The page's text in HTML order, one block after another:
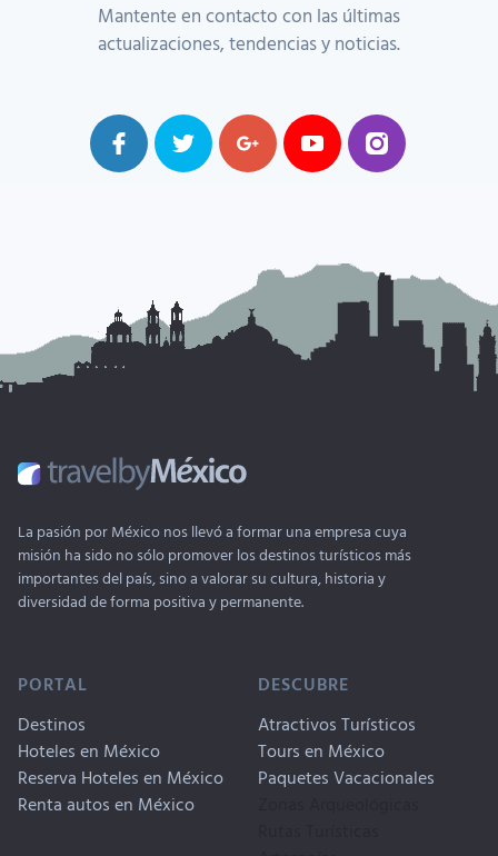
Mantente en contacto con las últimas
actualizaciones, tendencias y noticias.
La pasión por México nos llevó a formar una empresa cuya
misión ha sido no sólo promover los destinos turísticos más
importantes del país, sino a valorar su cultura, historia y
diversidad de forma positiva y permanente.
PORTAL
Destinos
Hoteles en México
Reserva Hoteles en México
Renta autos en México
DESCUBRE
Atractivos Turísticos
Tours en México
Paquetes Vacacionales